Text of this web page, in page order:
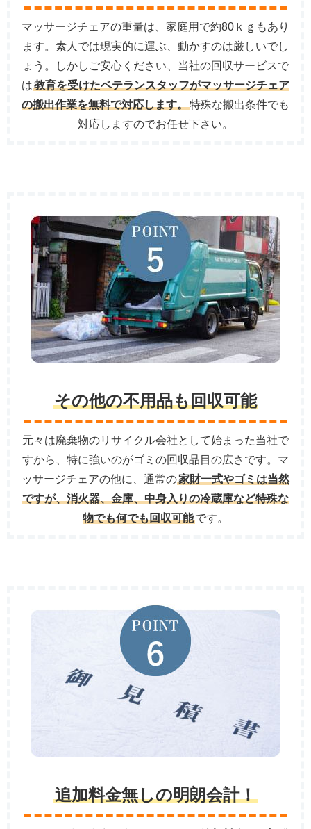
マッサージチェアの重量は、家庭用で約80ｋｇもあり
ます。素人では現実的に運ぶ、動かすのは厳しいでし
ょう。しかしご安心ください、当社の回収サービスで
は教育を受けたベテランスタッフがマッサージチェア
の搬出作業を無料で対応します。特殊な搬出条件でも
対応しますのでお任せ下さい。
その他の不用品も回収可能
元々は廃棄物のリサイクル会社として始まった当社で
すから、特に強いのがゴミの回収品目の広さです。マ
ッサージチェアの他に、通常の家財一式やゴミは当然
ですが、消火器、金庫、中身入りの冷蔵庫など特殊な
物でも何でも回収可能です。
追加料金無しの明朗会計！